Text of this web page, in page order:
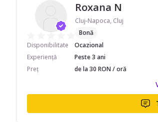
Roxana N
Cluj-Napoca, Cluj
Bonă
Disponibilitate
Ocazional
Experiență
Peste 3 ani
Preț
de la 30 RON / oră